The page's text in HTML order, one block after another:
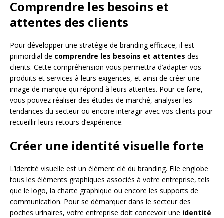
Comprendre les besoins et
attentes des clients
Pour développer une stratégie de branding efficace, il est
primordial de comprendre les besoins et attentes des
clients. Cette compréhension vous permettra d’adapter vos
produits et services à leurs exigences, et ainsi de créer une
image de marque qui répond à leurs attentes. Pour ce faire,
vous pouvez réaliser des études de marché, analyser les
tendances du secteur ou encore interagir avec vos clients pour
recueillir leurs retours d’expérience.
Créer une identité visuelle forte
L’identité visuelle est un élément clé du branding. Elle englobe
tous les éléments graphiques associés à votre entreprise, tels
que le logo, la charte graphique ou encore les supports de
communication. Pour se démarquer dans le secteur des
poches urinaires, votre entreprise doit concevoir une identité